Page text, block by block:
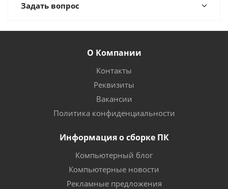
Задать вопрос
О Компании
Контакты
Реквизиты
Вакансии
Политика конфиденциальности
Информация о сборке ПК
Компьютерный блог
Компьютерные новости
Рекламные предложения